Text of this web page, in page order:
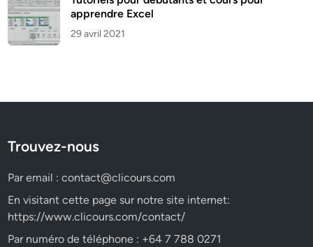
apprendre Excel
29 avril 2021
Trouvez-nous
Par email :contact@clicours.com
En visitant cette page sur notre site internet:
https://www.clicours.com/contact/
Par numéro de téléphone : +64 7 788 0271